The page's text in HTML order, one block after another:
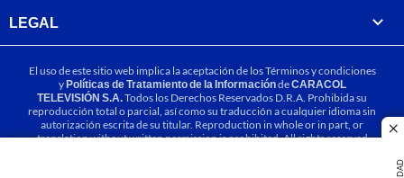
LEGAL
El uso de este sitio web implica la aceptación de losTérminos y condiciones
yPolíticas de Tratamiento de la InformacióndeCARACOL
TELEVISIÓN S.A.Todos los Derechos Reservados D.R.A. Prohibida su
reproducción total o parcial, así como su traducción a cualquier idioma sin
autorización escrita de su titular. Reproduction in whole or in part, or
translation without written permission is prohibited. All rights reserved